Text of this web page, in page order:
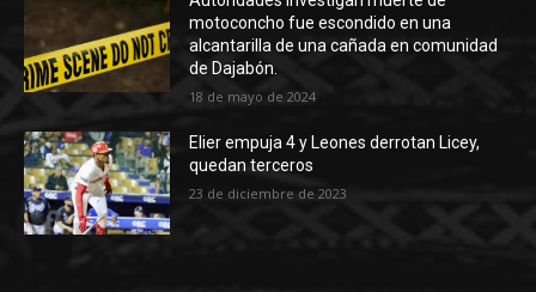
motoconcho fue escondido en una
alcantarilla de una cañada en comunidad
de Dajabón.
18 de mayo de 2024
Elier empuja 4 y Leones derrotan Licey,
quedan terceros
23 de diciembre de 2023